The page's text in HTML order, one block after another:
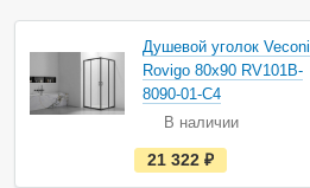
Душевой уголок Veconi
Rovigo 80х90 RV101B-
8090-01-C4
В наличии
е
с
21 322